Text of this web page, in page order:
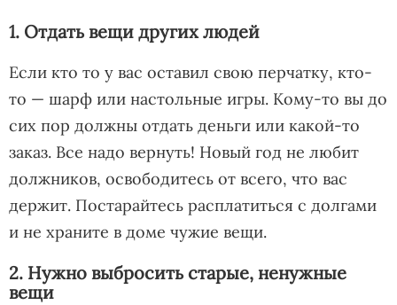
1. Отдать вещи других людей
Если кто то у вас оставил свою перчатку, кто-
то — шарф или настольные игры. Кому-то вы до
сих пор должны отдать деньги или какой-то
заказ. Все надо вернуть! Новый год не любит
должников, освободитесь от всего, что вас
держит. Постарайтесь расплатиться с долгами
и не храните в доме чужие вещи.
2. Нужно выбросить старые, ненужные
вещи